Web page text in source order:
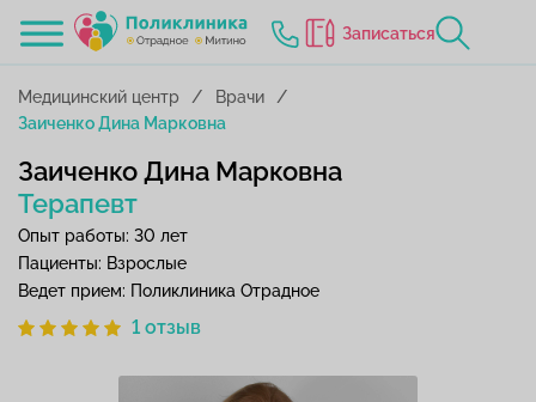
Записаться
Медицинский центр
Врачи
Заиченко Дина Марковна
Заиченко Дина Марковна
Терапевт
Опыт работы: 30 лет
Пациенты: Взрослые
Ведет прием: Поликлиника Отрадное
1 отзыв